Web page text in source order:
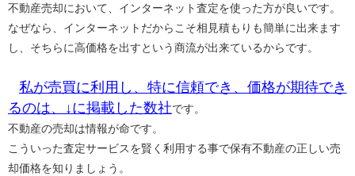
不動産売却において、インターネット査定を使った方が良いです。
なぜなら、インターネットだからこそ相見積もりも簡単に出来ます
し、そちらに高価格を出すという商流が出来ているからです。
私が売買に利用し、特に信頼でき、価格が期待でき
るのは、↓に掲載した数社です。
不動産の売却は情報が命です。
こういった査定サービスを賢く利用する事で保有不動産の正しい売
却価格を知りましょう。